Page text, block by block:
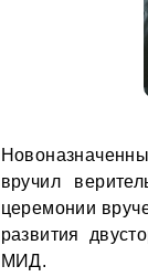
вручил
церемонии
развития
МИД.